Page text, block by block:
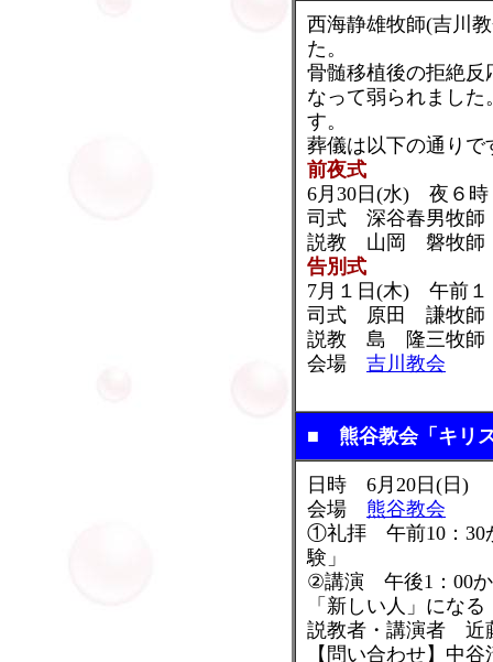
西海静雄牧師(吉川
た。
骨髄移植後の拒絶
なって弱られまし
す。
葬儀は以下の通りで
前夜式
6月30日(水) 夜６
司式 深谷春男牧師
説教 山岡 磐牧師
告別式
7月１日(木) 午前
司式 原田 謙牧師
説教 島 隆三牧師
会場 吉川教会
■ 熊谷教会「キリ
日時 6月20日(日)
会場 熊谷教会
①礼拝 午前10：30
験」
②講演 午後1：00
「新しい人」になる
説教者・講演者 近
【問い合わせ】中